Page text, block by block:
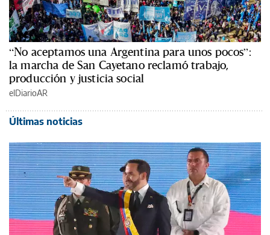
“No aceptamos una Argentina para unos pocos”:
la marcha de San Cayetano reclamó trabajo,
producción y justicia social
elDiarioAR
Últimas noticias